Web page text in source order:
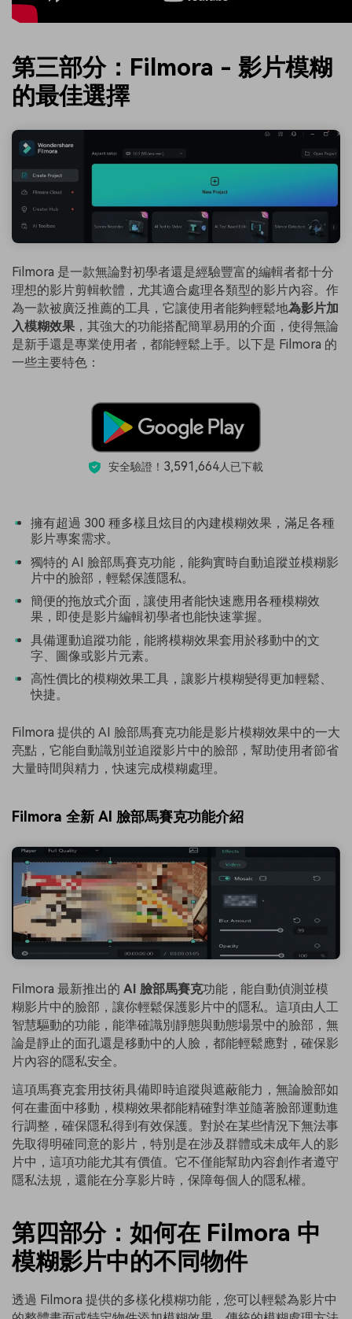
第三部分：Filmora - 影片模糊
的最佳選擇
Filmora 是一款無論對初學者還是經驗豐富的編輯者都十分
理想的影片剪輯軟體，尤其適合處理各類型的影片內容。作
為一款被廣泛推薦的工具，它讓使用者能夠輕鬆地為影片加
入模糊效果 ，其強大的功能搭配簡單易用的介面，使得無論
是新手還是專業使用者，都能輕鬆上手。以下是 Filmora 的
一些主要特色：
安全驗證！ 3,591,664人已下載
擁有超過 300 種多樣且炫目的內建模糊效果，滿足各種
影片專案需求。
獨特的 AI 臉部馬賽克功能，能夠實時自動追蹤並模糊影
片中的臉部，輕鬆保護隱私。
簡便的拖放式介面，讓使用者能快速應用各種模糊效
果，即使是影片編輯初學者也能快速掌握。
具備運動追蹤功能，能將模糊效果套用於移動中的文
字、圖像或影片元素。
高性價比的模糊效果工具，讓影片模糊變得更加輕鬆、
快捷。
Filmora 提供的 AI 臉部馬賽克功能是影片模糊效果中的一大
亮點，它能自動識別並追蹤影片中的臉部，幫助使用者節省
大量時間與精力，快速完成模糊處理。
Filmora 全新 AI 臉部馬賽克功能介紹
Filmora 最新推出的 AI 臉部馬賽克功能，能自動偵測並模
糊影片中的臉部，讓你輕鬆保護影片中的隱私。這項由人工
智慧驅動的功能，能準確識別靜態與動態場景中的臉部，無
論是靜止的面孔還是移動中的人臉，都能輕鬆應對，確保影
片內容的隱私安全。
這項馬賽克套用技術具備即時追蹤與遮蔽能力，無論臉部如
何在畫面中移動，模糊效果都能精確對準並隨著臉部運動進
行調整，確保隱私得到有效保護。對於在某些情況下無法事
先取得明確同意的影片，特別是在涉及群體或未成年人的影
片中，這項功能尤其有價值。它不僅能幫助內容創作者遵守
隱私法規，還能在分享影片時，保障每個人的隱私權。
第四部分：如何在 Filmora 中
模糊影片中的不同物件
透過 Filmora 提供的多樣化模糊功能，您可以輕鬆為影片中